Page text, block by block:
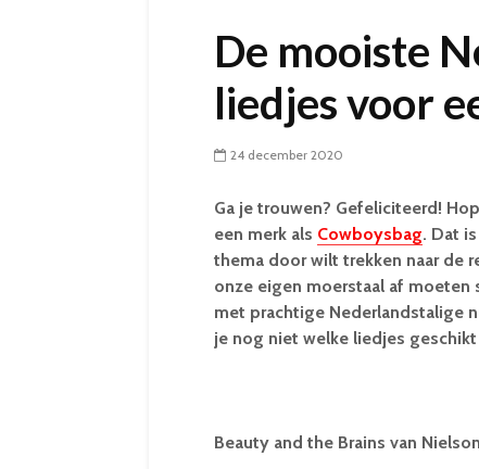
De mooiste
liedjes voor
24 december 2020
Ga je trouwen? Gefeliciteerd!
een merk als Cowboysbag. Dat
thema door wilt trekken naar de
onze eigen moerstaal af moeten
met prachtige Nederlandstalige
je nog niet welke liedjes
Beauty and the Brains van Nielson